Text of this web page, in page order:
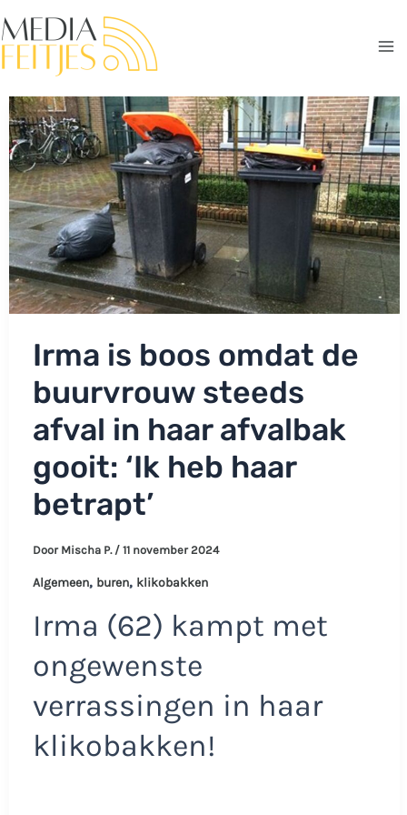
naar
de
Irma is boos omdat de
buurvrouw steeds
afval in haar afvalbak
gooit: ‘Ik heb haar
betrapt’
Door Mischa P. / 11 november 2024
Algemeen, buren, klikobakken
Irma (62) kampt met
ongewenste
verrassingen in haar
klikobakken!